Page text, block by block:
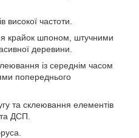
високої частоти.
крайок шпоном, штучними
деревини.
із середнім часом
попереднього
та склеювання елементів
ДСП.